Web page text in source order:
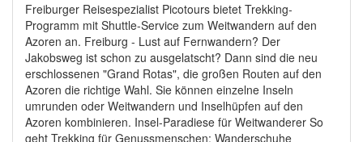
Freiburger Reisespezialist Picotours bietet Trekking-
Programm mit Shuttle-Service zum Weitwandern auf den
Azoren an. Freiburg - Lust auf Fernwandern? Der
Jakobsweg ist schon zu ausgelatscht? Dann sind die neu
erschlossenen "Grand Rotas", die großen Routen auf den
Azoren die richtige Wahl. Sie können einzelne Inseln
umrunden oder Weitwandern und Inselhüpfen auf den
Azoren kombinieren. Insel-Paradiese für Weitwanderer So
geht Trekking für Genussmenschen: Wanderschuhe